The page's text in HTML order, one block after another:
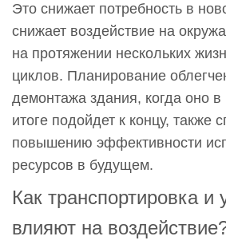
Это снижает потребность в
снижает воздействие на
на протяжении нескольких
циклов. Планирование
демонтажа здания, когда оно в
итоге подойдет к концу, также
повышению эффективности
ресурсов в будущем.
Как транспортировка и
влияют на